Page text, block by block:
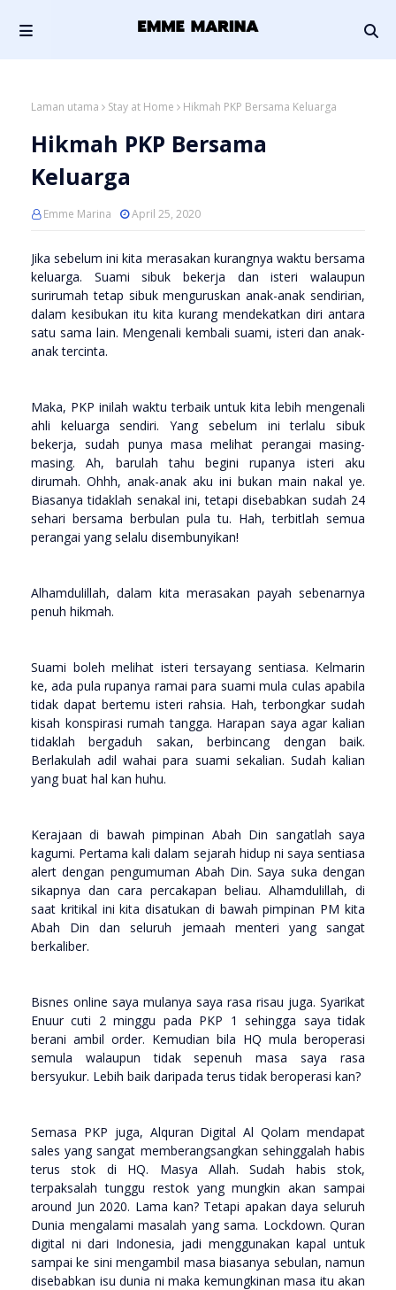
Laman utama Stay at Home Hikmah PKP Bersama Keluarga
Hikmah PKP Bersama
Keluarga
Emme Marina April 25, 2020
Jika sebelum ini kita merasakan kurangnya waktu bersama
keluarga. Suami sibuk bekerja dan isteri walaupun
surirumah tetap sibuk menguruskan anak-anak sendirian,
dalam kesibukan itu kita kurang mendekatkan diri antara
satu sama lain. Mengenali kembali suami, isteri dan anak-
anak tercinta.
Maka, PKP inilah waktu terbaik untuk kita lebih mengenali
ahli keluarga sendiri. Yang sebelum ini terlalu sibuk
bekerja, sudah punya masa melihat perangai masing-
masing. Ah, barulah tahu begini rupanya isteri aku
dirumah. Ohhh, anak-anak aku ini bukan main nakal ye.
Biasanya tidaklah senakal ini, tetapi disebabkan sudah 24
sehari bersama berbulan pula tu. Hah, terbitlah semua
perangai yang selalu disembunyikan!
Alhamdulillah, dalam kita merasakan payah sebenarnya
penuh hikmah.
Suami boleh melihat isteri tersayang sentiasa. Kelmarin
ke, ada pula rupanya ramai para suami mula culas apabila
tidak dapat bertemu isteri rahsia. Hah, terbongkar sudah
kisah konspirasi rumah tangga. Harapan saya agar kalian
tidaklah bergaduh sakan, berbincang dengan baik.
Berlakulah adil wahai para suami sekalian. Sudah kalian
yang buat hal kan huhu.
Kerajaan di bawah pimpinan Abah Din sangatlah saya
kagumi. Pertama kali dalam sejarah hidup ni saya sentiasa
alert dengan pengumuman Abah Din. Saya suka dengan
sikapnya dan cara percakapan beliau. Alhamdulillah, di
saat kritikal ini kita disatukan di bawah pimpinan PM kita
Abah Din dan seluruh jemaah menteri yang sangat
berkaliber.
Bisnes online saya mulanya saya rasa risau juga. Syarikat
Enuur cuti 2 minggu pada PKP 1 sehingga saya tidak
berani ambil order. Kemudian bila HQ mula beroperasi
semula walaupun tidak sepenuh masa saya rasa
bersyukur. Lebih baik daripada terus tidak beroperasi kan?
Semasa PKP juga, Alquran Digital Al Qolam mendapat
sales yang sangat memberangsangkan sehinggalah habis
terus stok di HQ. Masya Allah. Sudah habis stok,
terpaksalah tunggu restok yang mungkin akan sampai
around Jun 2020. Lama kan? Tetapi apakan daya seluruh
Dunia mengalami masalah yang sama. Lockdown. Quran
digital ni dari Indonesia, jadi menggunakan kapal untuk
sampai ke sini mengambil masa biasanya sebulan, namun
disebabkan isu dunia ni maka kemungkinan masa itu akan